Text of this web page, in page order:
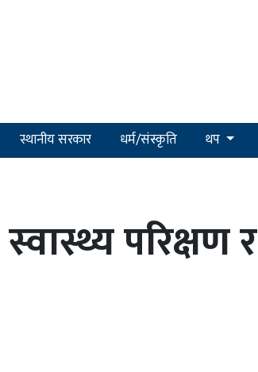
स्थानीय सरकार धर्म/संस्कृति थप
परिक्षण र